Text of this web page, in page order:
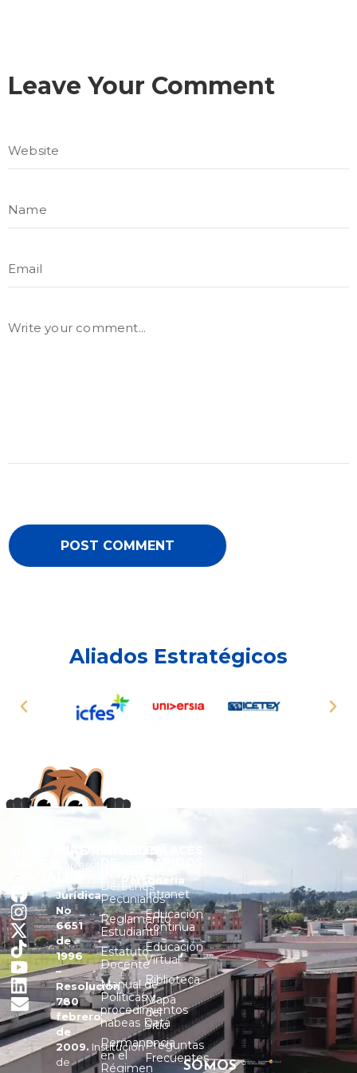
Leave Your Comment
Aliados Estratégicos
NUESTRASINFORMACIÓN
Universitaria
Personería
Jurídica
No
6651
de
1996
–
Resolución
780
febrero
de
2009. Institución
de
ENLACES
Derechos
Pecuniarios
Reglamento
Estudiantil
Estatuto
Docente
Manual de
Políticas y
procedimientos
habeas Data
Permanencia
en el
Régimen
ENLACES
RÁPIDOS
Intranet
Educación
Continua
Educación
Virtual
Biblioteca
Mapa
del
Sitio
Preguntas
Frecuentes
SOMOS